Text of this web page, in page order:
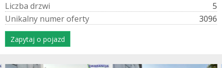
Liczba drzwi
5
Unikalny numeroferty 3096
Zapytaj o pojazd